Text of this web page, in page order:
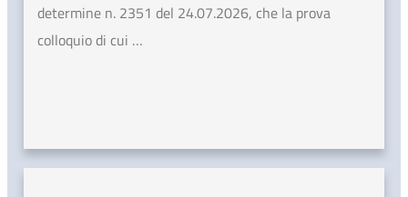
determine n. 2351 del 24.07.2026, che la prova
colloquio di cui …